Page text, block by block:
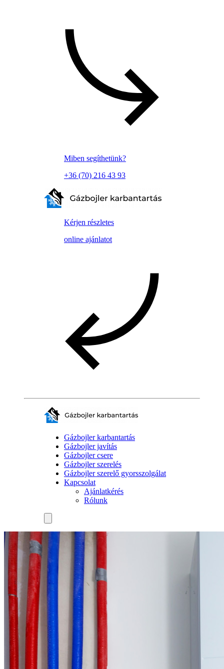
Miben segíthetünk?
+36 (70) 216 43 93
Kérjen részletes
online ajánlatot
Gázbojler karbantartás
Gázbojler javítás
Gázbojler csere
Gázbojler szerelés
Gázbojler szerelő gyorsszolgálat
Kapcsolat
Ajánlatkérés
Rólunk